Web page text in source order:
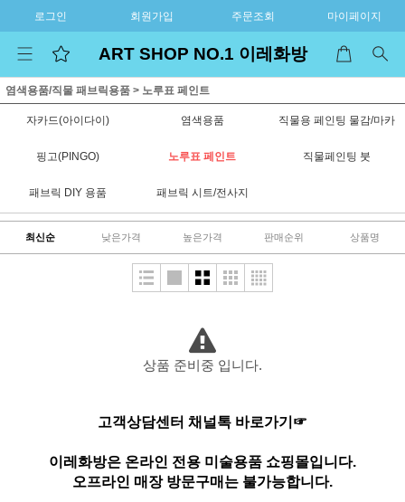
로그인 회원가입 주문조회 마이페이지
ART SHOP NO.1 이레화방
염색용품/직물 패브릭용품 > 노루표 페인트
자카드(아이다이) 염색용품 직물용 페인팅 물감/마카
핑고(PINGO) 노루표 페인트 직물페인팅 붓
패브릭 DIY 용품 패브릭 시트/전사지
최신순 낮은가격 높은가격 판매순위 상품명
상품 준비중 입니다.
고객상담센터 채널톡 바로가기☞
이레화방은 온라인 전용 미술용품 쇼핑몰입니다.
오프라인 매장 방문구매는 불가능합니다.